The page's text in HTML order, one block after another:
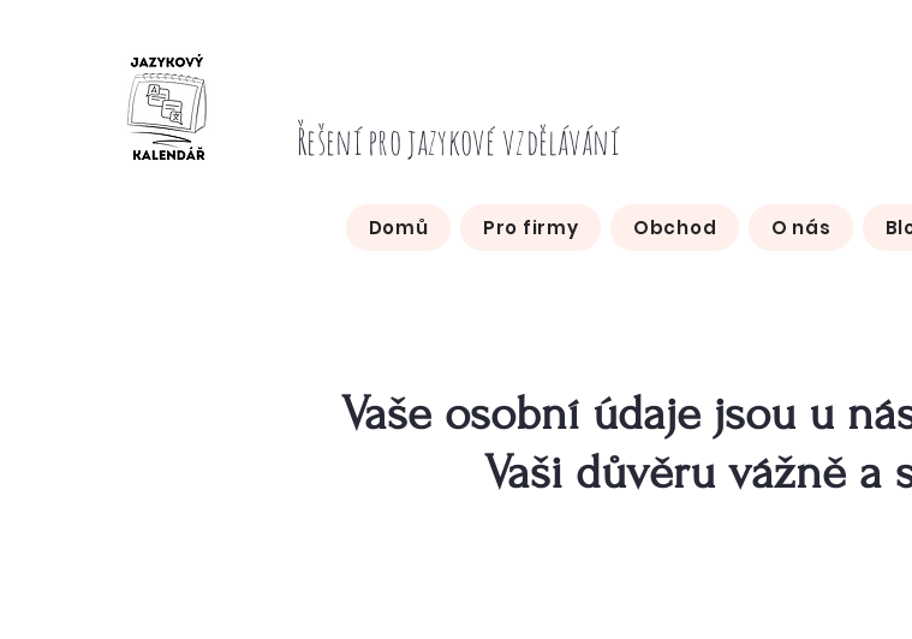
Řešení pro jazykové vzdělávání
Domů Pro firmy Obchod O nás
Vaše osobní údaje jsou u
Vaši důvěru vážně a